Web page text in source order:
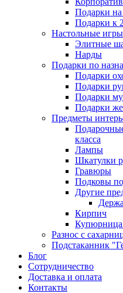
Подарки
Подарки к
Настольные игры
Элитные
Нарды
Подарки по
Подарки
Подарки
Подарки
Подарки
Предметы
класса
Лампы
Шкатулки
Гравюры
Подковы
Другие
Кирпич
Купюрница
Разнос с
Подстаканник
Блог
Сотрудничество
Доставка и оплата
Контакты